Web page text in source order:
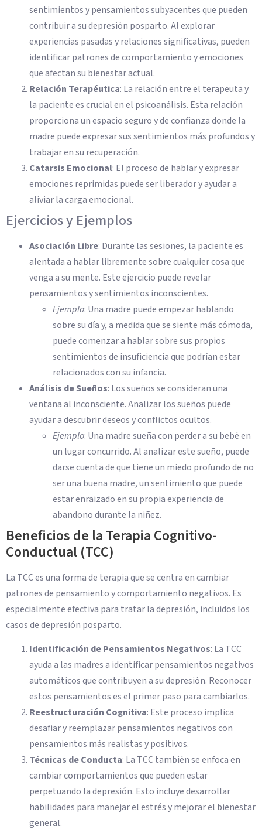
sentimientos y pensamientos subyacentes que pueden
contribuir a su depresión posparto. Al explorar
experiencias pasadas y relaciones significativas, pueden
identificar patrones de comportamiento y emociones
que afectan su bienestar actual.
Relación Terapéutica: La relación entre el terapeuta y
la paciente es crucial en el psicoanálisis. Esta relación
proporciona un espacio seguro y de confianza donde la
madre puede expresar sus sentimientos más profundos y
trabajar en su recuperación.
Catarsis Emocional: El proceso de hablar y expresar
emociones reprimidas puede ser liberador y ayudar a
aliviar la carga emocional.
Ejercicios y Ejemplos
Asociación Libre: Durante las sesiones, la paciente es
alentada a hablar libremente sobre cualquier cosa que
venga a su mente. Este ejercicio puede revelar
pensamientos y sentimientos inconscientes.
Ejemplo: Una madre puede empezar hablando
sobre su día y, a medida que se siente más cómoda,
puede comenzar a hablar sobre sus propios
sentimientos de insuficiencia que podrían estar
relacionados con su infancia.
Análisis de Sueños: Los sueños se consideran una
ventana al inconsciente. Analizar los sueños puede
ayudar a descubrir deseos y conflictos ocultos.
Ejemplo: Una madre sueña con perder a su bebé en
un lugar concurrido. Al analizar este sueño, puede
darse cuenta de que tiene un miedo profundo de no
ser una buena madre, un sentimiento que puede
estar enraizado en su propia experiencia de
abandono durante la niñez.
Beneficios de la Terapia Cognitivo-
Conductual (TCC)
La TCC es una forma de terapia que se centra en cambiar
patrones de pensamiento y comportamiento negativos. Es
especialmente efectiva para tratar la depresión, incluidos los
casos de depresión posparto.
Identificación de Pensamientos Negativos: La TCC
ayuda a las madres a identificar pensamientos negativos
automáticos que contribuyen a su depresión. Reconocer
estos pensamientos es el primer paso para cambiarlos.
Reestructuración Cognitiva: Este proceso implica
desafiar y reemplazar pensamientos negativos con
pensamientos más realistas y positivos.
Técnicas de Conducta: La TCC también se enfoca en
cambiar comportamientos que pueden estar
perpetuando la depresión. Esto incluye desarrollar
habilidades para manejar el estrés y mejorar el bienestar
general.